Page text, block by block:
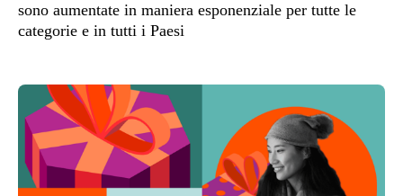
sono aumentate in maniera esponenziale per tutte le
categorie e in tutti i Paesi